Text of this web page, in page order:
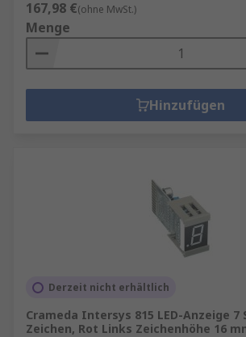
167,98 €(ohne MwSt.)
Menge
Hinzufügen
Derzeit nicht erhältlich
Crameda Intersys 815 LED-Anzeige 7
Zeichen, Rot Links Zeichenhöhe 16